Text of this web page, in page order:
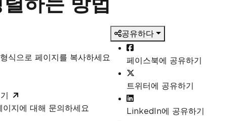
식으로 페이지를 복사하세요
지에 대해 문의하세요
공유하다
페이스북에 공유하기
트위터에 공유하기
LinkedIn에 공유하기